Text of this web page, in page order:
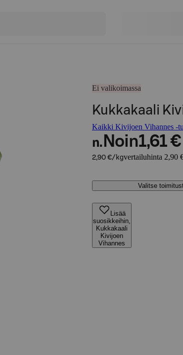
Ei valikoimassa
Kukkakaali
Kaikki Kivijoen Vihannes -
n. Noin1,61 €
2,90 €/kgvertailuhinta 2,90
Valitse
Lisää
suosikkeihin,
Kukkakaali
Kivijoen
Vihannes